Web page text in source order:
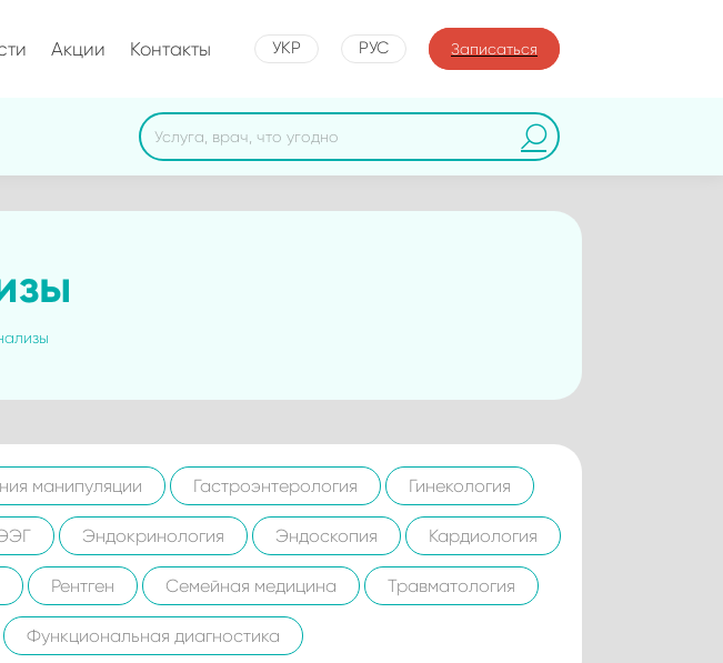
Акции Контакты УКР РУС Записаться
Search:
манипуляции Гастроэнтерология Гинекология
Эндокринология Эндоскопия Кардиология
Рентген Семейная медицина Травматология
Функциональная диагностика